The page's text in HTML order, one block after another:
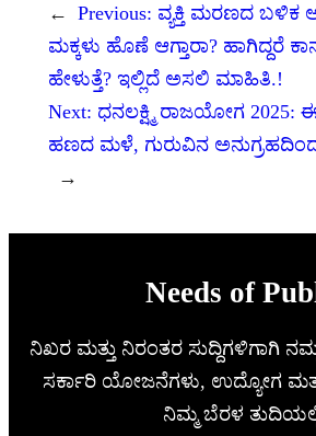
← Previous: ವ್ಯಕ್ತಿ ಮರಣದ ಬಳಿಕ
ಮಕ್ಕಳು ಹೊಣೆ ಆಗ್ತಾರಾ? ಹಾಗಿದ್ದರೆ
ಹೇಳುತ್ತೆ? ಇಲ್ಲಿದೆ ಅಸಲಿ ಮಾಹಿತಿ.!
Next: ಧನಲಕ್ಷ್ಮಿ ರಾಜಯೋಗ
ಹಣದ ಮಳೆ, ಗುರುವಿನ
→
Needs of
ನಿಖರ ಮತ್ತು ನಿರಂತರ ಸುದ್ದಿಗಳಿಗಾಗಿ
ಸರ್ಕಾರಿ ಯೋಜನೆಗಳು, ಉದ್ಯೋಗ
ನಿಮ್ಮ ಬೆರಳ